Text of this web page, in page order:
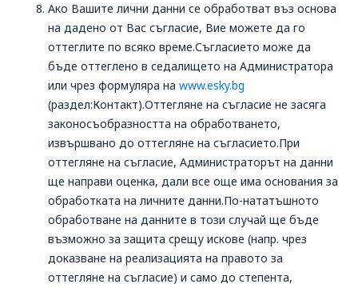
Ако Вашите лични данни се обработват въз основа
на дадено от Вас съгласие, Вие можете да го
оттеглите по всяко време.Съгласието може да
бъде оттеглено в седалището на Администратора
или чрез формуляра на www.esky.bg
(раздел:Контакт).Оттегляне на съгласие не засяга
законосъобразността на обработването,
извършвано до оттегляне на съгласието.При
оттегляне на съгласие, Администраторът на данни
ще направи оценка, дали все още има основания за
обработката на личните данни.По-нататъшното
обработване на данните в този случай ще бъде
възможно за защита срещу искове (напр. чрез
доказване на реализацията на правото за
оттегляне на съгласие) и само до степента,